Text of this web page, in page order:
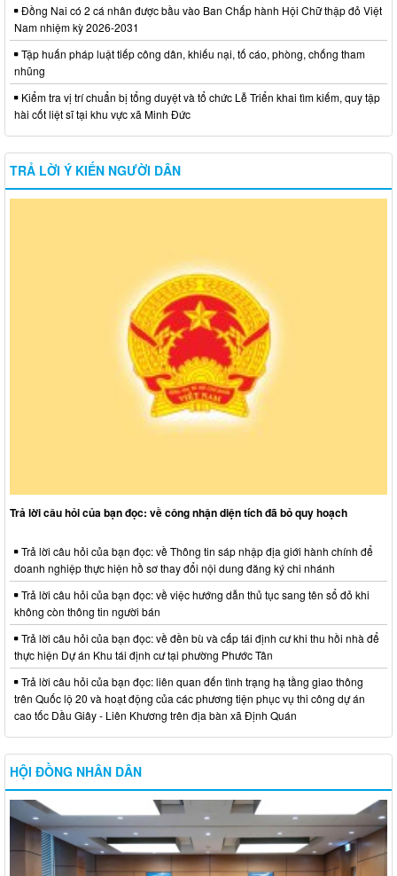
Đồng Nai có 2 cá nhân được bầu vào Ban Chấp hành Hội Chữ thập đỏ Việt
Nam nhiệm kỳ 2026-2031
Tập huấn pháp luật tiếp công dân, khiếu nại, tố cáo, phòng, chống tham
nhũng
Kiểm tra vị trí chuẩn bị tổng duyệt và tổ chức Lễ Triển khai tìm kiếm, quy tập
hài cốt liệt sĩ tại khu vực xã Minh Đức
TRẢ LỜI Ý KIẾN NGƯỜI DÂN
Trả lời câu hỏi của bạn đọc: về công nhận diện tích đã bỏ quy hoạch
Trả lời câu hỏi của bạn đọc: về Thông tin sáp nhập địa giới hành chính để
doanh nghiệp thực hiện hồ sơ thay đổi nội dung đăng ký chi nhánh
Trả lời câu hỏi của bạn đọc: về việc hướng dẫn thủ tục sang tên sổ đỏ khi
không còn thông tin người bán
Trả lời câu hỏi của bạn đọc: về đền bù và cấp tái định cư khi thu hồi nhà để
thực hiện Dự án Khu tái định cư tại phường Phước Tân
Trả lời câu hỏi của bạn đọc: liên quan đến tình trạng hạ tầng giao thông
trên Quốc lộ 20 và hoạt động của các phương tiện phục vụ thi công dự án
cao tốc Dầu Giây - Liên Khương trên địa bàn xã Định Quán
HỘI ĐỒNG NHÂN DÂN